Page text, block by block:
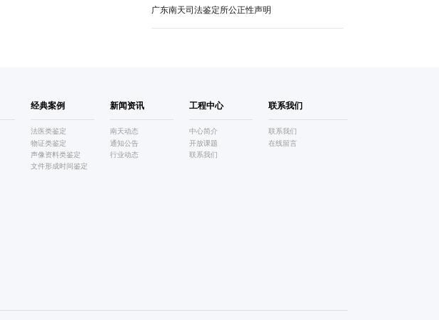
广东南天司法鉴定所公正性声明
经典案例
法医类鉴定
物证类鉴定
声像资料类鉴定
文件形成时间鉴定
新闻资讯
南天动态
通知公告
行业动态
工程中心
中心简介
开放课题
联系我们
联系我们
联系我们
在线留言